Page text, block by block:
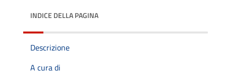
INDICE DELLA PAGINA
Descrizione
A cura di